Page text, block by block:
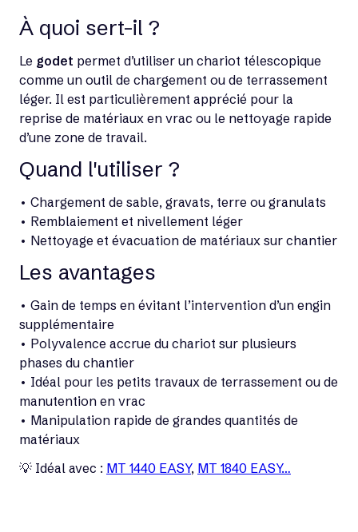
À quoi sert-il ?
Le godet permet d’utiliser un chariot télescopique
comme un outil de chargement ou de terrassement
léger. Il est particulièrement apprécié pour la
reprise de matériaux en vrac ou le nettoyage rapide
d’une zone de travail.
Quand l'utiliser ?
• Chargement de sable, gravats, terre ou granulats
• Remblaiement et nivellement léger
• Nettoyage et évacuation de matériaux sur chantier
Les avantages
• Gain de temps en évitant l’intervention d’un engin
supplémentaire
• Polyvalence accrue du chariot sur plusieurs
phases du chantier
• Idéal pour les petits travaux de terrassement ou de
manutention en vrac
• Manipulation rapide de grandes quantités de
matériaux
💡 Idéal avec : MT 1440 EASY, MT 1840 EASY…